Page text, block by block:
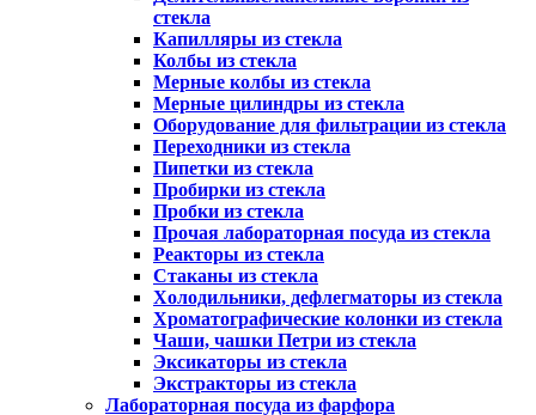
стекла
Капилляры из стекла
Колбы из стекла
Мерные колбы из стекла
Мерные цилиндры из стекла
Оборудование для фильтрации из стекла
Переходники из стекла
Пипетки из стекла
Пробирки из стекла
Пробки из стекла
Прочая лабораторная посуда из стекла
Реакторы из стекла
Стаканы из стекла
Холодильники, дефлегматоры из стекла
Хроматографические колонки из стекла
Чаши, чашки Петри из стекла
Эксикаторы из стекла
Экстракторы из стекла
Лабораторная посуда из фарфора